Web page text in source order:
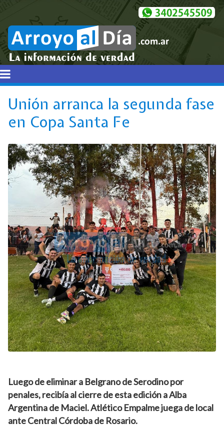
Unión arranca la segunda fase
en Copa Santa Fe
Luego de eliminar a Belgrano de Serodino por
penales, recibía al cierre de esta edición a Alba
Argentina de Maciel. Atlético Empalme juega de local
ante Central Córdoba de Rosario.